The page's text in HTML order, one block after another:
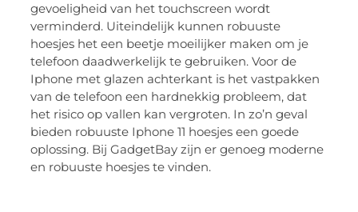
gevoeligheid van het touchscreen wordt
verminderd. Uiteindelijk kunnen robuuste
hoesjes het een beetje moeilijker maken om je
telefoon daadwerkelijk te gebruiken. Voor de
Iphone met glazen achterkant is het vastpakken
van de telefoon een hardnekkig probleem, dat
het risico op vallen kan vergroten. In zo’n geval
bieden robuuste Iphone 11 hoesjes een goede
oplossing. Bij GadgetBay zijn er genoeg moderne
en robuuste hoesjes te vinden.